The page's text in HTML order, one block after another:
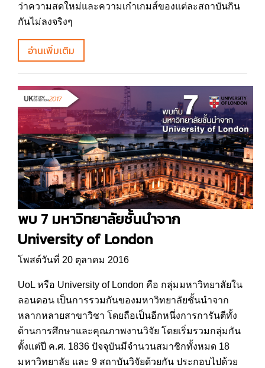
ว่าความสดใหม่และความเก๋าเกมส์ของแต่ละสถาบันกิน
กันไม่ลงจริงๆ
อ่านเพิ่มเติม
พบ 7 มหาวิทยาลัยชั้นนำจาก
University of London
โพสต์วันที่ 20 ตุลาคม 2016
UoL หรือ University of London คือ กลุ่มมหาวิทยาลัยใน
ลอนดอน เป็นการรวมกันของมหาวิทยาลัยชั้นนำจาก
หลากหลายสาขาวิชา โดยถือเป็นอีกหนึ่งการการันตีทั้ง
ด้านการศึกษาและคุณภาพงานวิจัย โดยเริ่มรวมกลุ่มกัน
ตั้งแต่ปี ค.ศ. 1836 ปัจจุบันมีจำนวนสมาชิกทั้งหมด 18
มหาวิทยาลัย และ 9 สถาบันวิจัยด้วยกัน ประกอบไปด้วย